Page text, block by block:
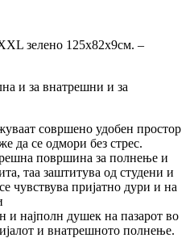
зелено 125х82х9см. –
и за внатрешни и за
совршено удобен простор
да се одмори без стрес.
површина за полнење и
таа заштитува од студени и
чувствува пријатно дури и на
и најполн душек на пазарот во
и внатрешното полнење.